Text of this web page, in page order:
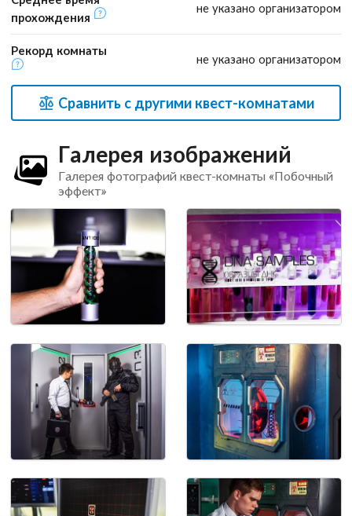
прохождения
не указано организатором
Рекорд комнаты
не указано организатором
Сравнить с другими квест-комнатами
Галерея изображений
Галерея фотографий квест-комнаты «Побочный
эффект»